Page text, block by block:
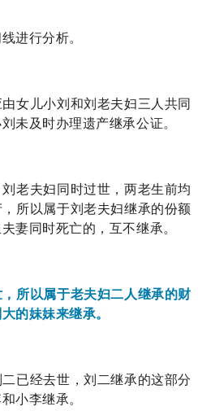
进行分析。
女儿小刘和刘老夫妇三人共同
未及时办理遗产继承公证。
老夫妇同时过世，两老生前均
所以属于刘老夫妇继承的份额
妻同时死亡的，互不继承。
所以属于老夫妇二人继承的财
的妹妹来继承。
已经去世，刘二继承的这部分
小李继承。